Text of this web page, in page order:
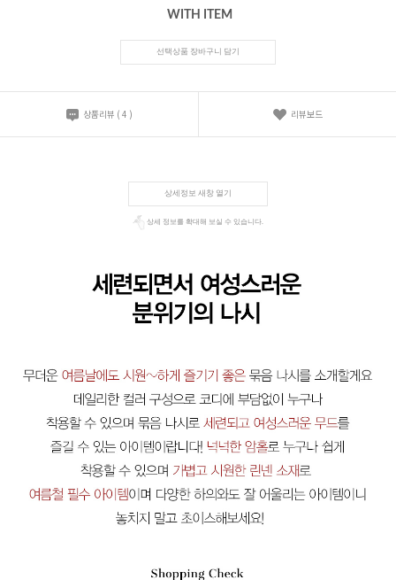
WITH ITEM
선택상품 장바구니 담기
상품리뷰 ( 4 ) 리뷰보드
상세정보 새창 열기
상세 정보를 확대해 보실 수 있습니다.